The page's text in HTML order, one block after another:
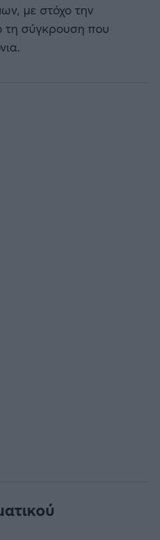
με στόχο την
τη σύγκρουση που